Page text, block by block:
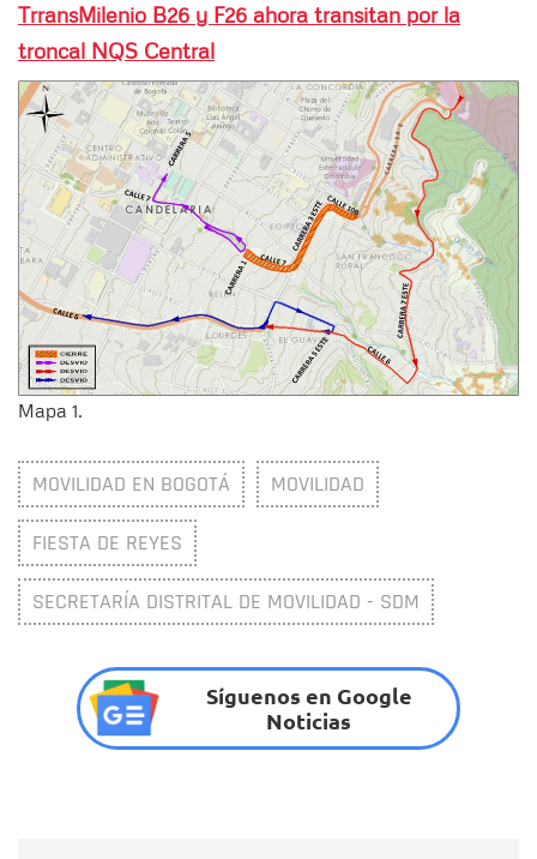
TrransMilenio B26 y F26 ahora transitan por la
troncal NQS Central
Mapa 1.
MOVILIDAD EN BOGOTÁ MOVILIDAD
FIESTA DE REYES
SECRETARÍA DISTRITAL DE MOVILIDAD - SDM
Síguenos en Google
Noticias